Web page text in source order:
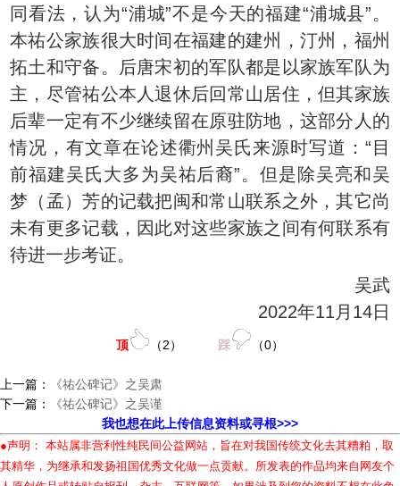
同看法，认为“浦城”不是今天的福建“浦城县”。
本祐公家族很大时间在福建的建州，汀州，福州
拓土和守备。后唐宋初的军队都是以家族军队为
主，尽管祐公本人退休后回常山居住，但其家族
后辈一定有不少继续留在原驻防地，这部分人的
情况，有文章在论述衢州吴氏来源时写道：“目
前福建吴氏大多为吴祐后裔”。但是除吴亮和吴
梦（孟）芳的记载把闽和常山联系之外，其它尚
未有更多记载，因此对这些家族之间有何联系有
待进一步考证。
吴武
2022年11月14日
顶 （2） 踩 （0）
上一篇：
《祐公碑记》之吴肃
下一篇：
《祐公碑记》之吴谨
我也想在此上传信息资料或寻根>>>
●声明： 本站属非营利性纯民间公益网站，旨在对我国传统文化去其糟粕，取
其精华，为继承和发扬祖国优秀文化做一点贡献。所发表的作品均来自网友个